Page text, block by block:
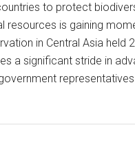
to protect
resources is gaining
in Central Asia held
a significant stride in